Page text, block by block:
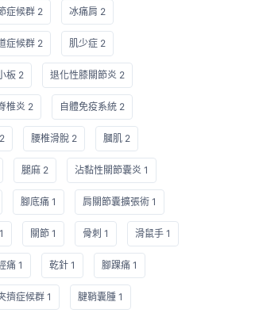
症候群 2 冰痛肩 2
症候群 2 肌少症 2
板 2 退化性膝關節炎 2
椎炎 2 自體免疫系統 2
腰椎滑脫 2 膕肌 2
腿麻 2 沾黏性關節囊炎 1
腳底痛 1 肩關節囊擴張術 1
關節 1 骨刺 1 滑鼠手 1
痛 1 乾針 1 腳踝痛 1
擠症候群 1 腱鞘囊腫 1